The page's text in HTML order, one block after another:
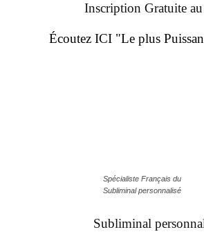
Inscription Gratuite
Écoutez ICI "Le plus
Spécialiste Français du
Subliminal personnalisé
Subliminal